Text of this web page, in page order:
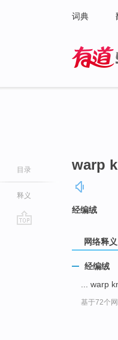
词典
目录
释义
warp
经编绒
网络释义
经编绒
... warp
基于72个